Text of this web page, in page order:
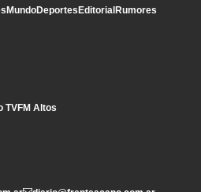
MundoDeportesEditorialRumores
TVFM Altos